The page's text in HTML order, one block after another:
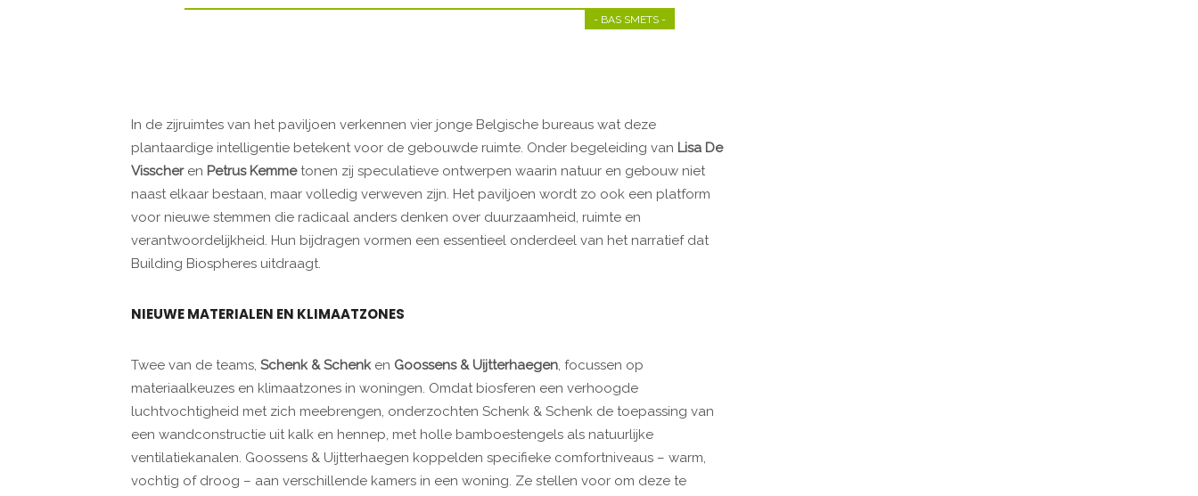
- BAS SMETS -
In de zijruimtes van het paviljoen verkennen vier jonge Belgische bureaus wat deze
plantaardige intelligentie betekent voor de gebouwde ruimte. Onder begeleiding van Lisa De
Visscheren Petrus Kemmetonen zij speculatieve ontwerpen waarin natuur en gebouw niet
naast elkaar bestaan, maar volledig verweven zijn. Het paviljoen wordt zo ook een platform
voor nieuwe stemmen die radicaal anders denken over duurzaamheid, ruimte en
verantwoordelijkheid. Hun bijdragen vormen een essentieel onderdeel van het narratief dat
Building Biospheres uitdraagt.
NIEUWE MATERIALEN EN KLIMAATZONES
Twee van de teams, Schenk & Schenken Goossens & Uijtterhaegen, focussen op
materiaalkeuzes en klimaatzones in woningen. Omdat biosferen een verhoogde
luchtvochtigheid met zich meebrengen, onderzochten Schenk & Schenk de toepassing van
een wandconstructie uit kalk en hennep, met holle bamboestengels als natuurlijke
ventilatiekanalen. Goossens & Uijtterhaegen koppelden specifieke comfortniveaus – warm,
vochtig of droog – aan verschillende kamers in een woning. Ze stellen voor om deze te